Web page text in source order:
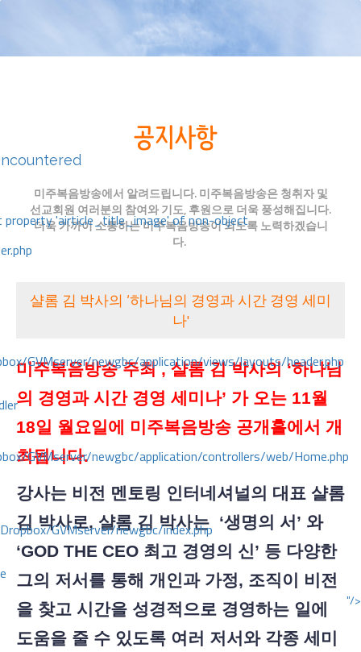
property 'airticle_title_image' of non-object
GVMserver/newgbc/application/views/layouts/header.php
GVMserver/newgbc/application/controllers/web/Home.php
GVMserver/newgbc/index.php
"/>
미주복음방송에서 알려드립니다. 미주복음방송은 청취자 및
선교회원 여러분의 참여와 기도, 후원으로 더욱 풍성해집니다.
더욱 가까이 소통하는 미주복음방송이 되도록 노력하겠습니
다.
샬롬 김 박사의 ‘하나님의 경영과 시간 경영 세미
나'
미주복음방송 주최, 샬롬 김 박사의 ‘하나님
의 경영과 시간 경영 세미나’ 가 오는 11월
18일 월요일에 미주복음방송 공개홀에서 개
최됩니다.
강사는 비전 멘토링 인터네셔널의 대표 샬롬
김 박사로, 샬롬 김 박사는 ‘생명의 서’ 와
‘GOD THE CEO 최고 경영의 신’ 등 다양한
그의 저서를 통해 개인과 가정, 조직이 비전
을 찾고 시간을 성경적으로 경영하는 일에
도움을 줄 수 있도록 여러 저서와 각종 세미